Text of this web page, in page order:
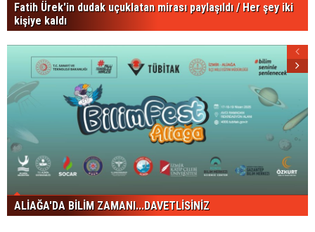
Fatih Ürek'in dudak uçuklatan mirası paylaşıldı / Her şey iki
kişiye kaldı
ALİAĞA'DA BİLİM ZAMANI...DAVETLİSİNİZ